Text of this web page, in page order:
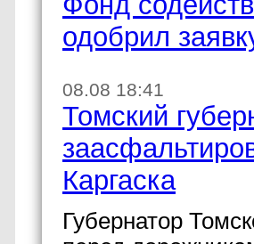
одобрил
08.08 18:41
Томский
Каргаска
Губернатор